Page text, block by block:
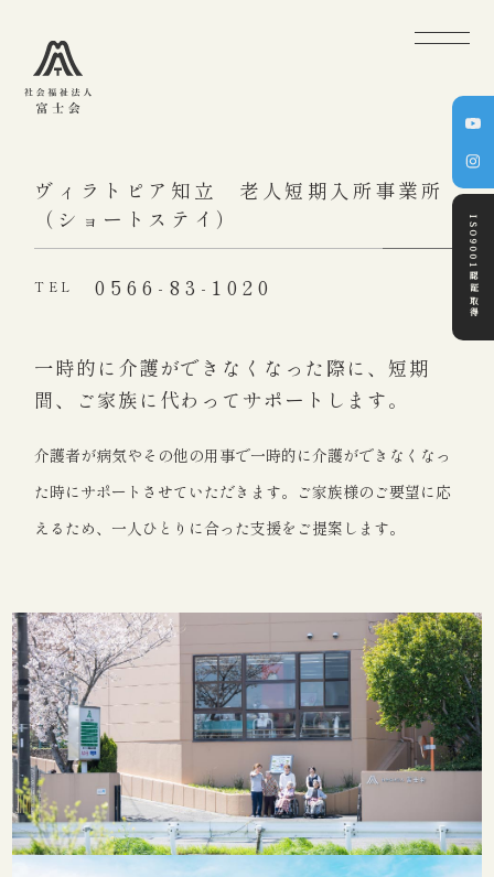
ISO9001認証取得
ヴィラトピア知立 老人短期入所事業所
（ショートステイ）
TEL 0566-83-1020
一時的に介護ができなくなった際に、 短期
間、ご家族に代わってサポートします。
介護者が病気やその他の用事で一時的に介護ができなくなっ
た時にサポートさせていただきます。ご家族様のご要望に応
えるため、一人ひとりに合った支援をご提案します。